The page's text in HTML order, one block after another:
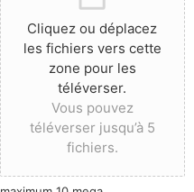
Cliquez ou déplacez
les fichiers vers cette
zone pour les
téléverser.
Vous pouvez
téléverser jusqu’à 5
fichiers.